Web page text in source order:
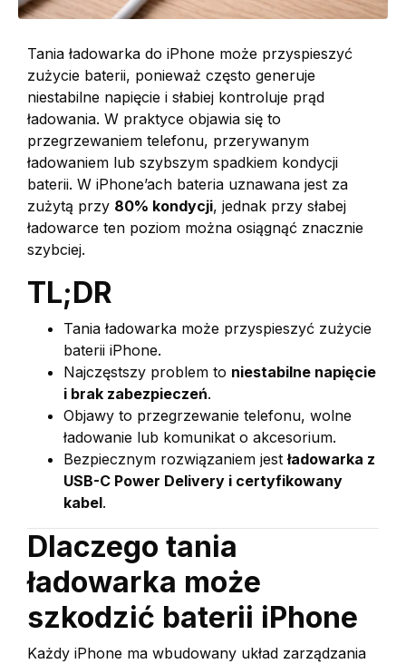
Tania ładowarka do iPhone może przyspieszyć
zużycie baterii, ponieważ często generuje
niestabilne napięcie i słabiej kontroluje prąd
ładowania. W praktyce objawia się to
przegrzewaniem telefonu, przerywanym
ładowaniem lub szybszym spadkiem kondycji
baterii. W iPhone’ach bateria uznawana jest za
zużytą przy 80% kondycji, jednak przy słabej
ładowarce ten poziom można osiągnąć znacznie
szybciej.
TL;DR
Tania ładowarka może przyspieszyć zużycie
baterii iPhone.
Najczęstszy problem to niestabilne napięcie
i brak zabezpieczeń.
Objawy to przegrzewanie telefonu, wolne
ładowanie lub komunikat o akcesorium.
Bezpiecznym rozwiązaniem jestładowarka z
USB-C Power Delivery i certyfikowany
kabel.
Dlaczego tania
ładowarka może
szkodzić baterii iPhone
Każdy iPhone ma wbudowany układ zarządzania